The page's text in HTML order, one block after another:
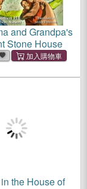
and Grandpa's
Stone House
the House of